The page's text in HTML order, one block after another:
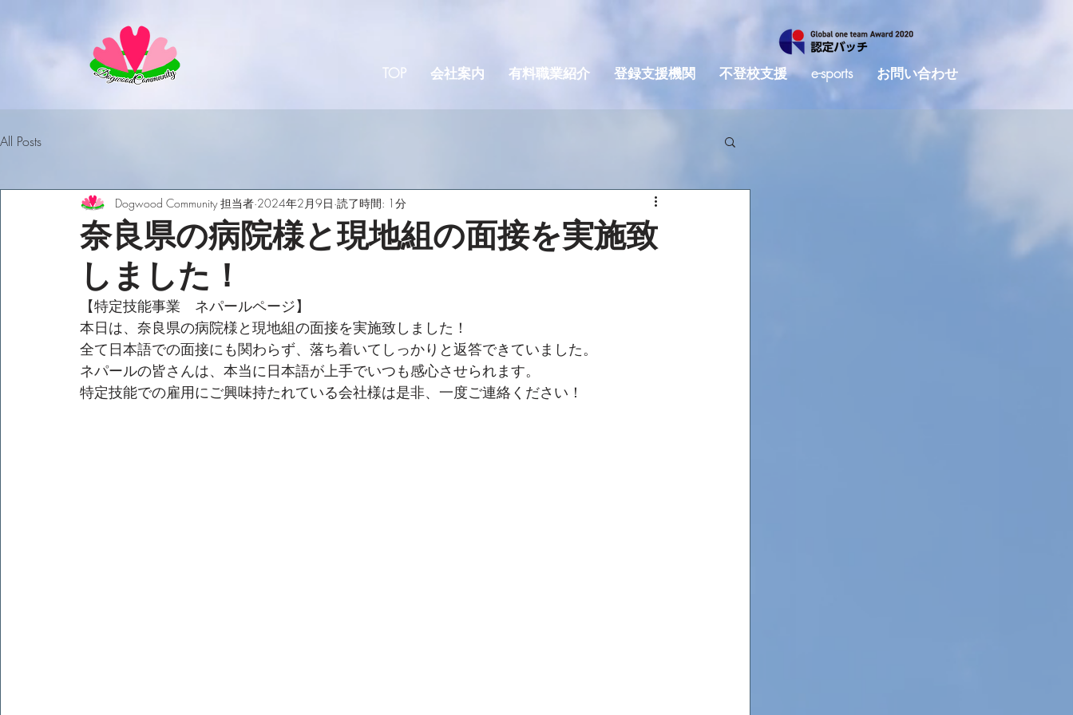
TOP 会社案内 有料職業紹介 登録支援機関 不登校支援 e-sports お問い合わせ
All Posts
奈良県の病院様と現地組の面接を実施致
しました！
Dogwood Community 担当者 2024年2月9日 読了時間: 1分
【特定技能事業　ネパールページ】
本日は、奈良県の病院様と現地組の面接を実施致しました！
全て日本語での面接にも関わらず、落ち着いてしっかりと返答できていました。
ネパールの皆さんは、本当に日本語が上手でいつも感心させられます。
特定技能での雇用にご興味持たれている会社様は是非、一度ご連絡ください！